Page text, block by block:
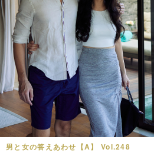
男と女の答えあわせ【A】 Vol.248